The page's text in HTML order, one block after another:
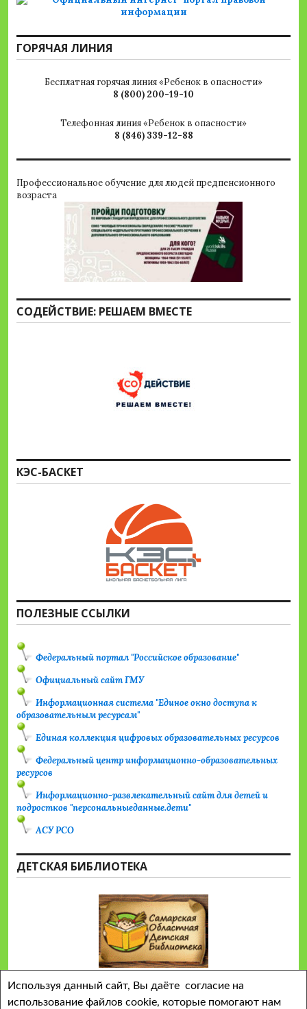
ГОРЯЧАЯ ЛИНИЯ
Бесплатная горячая линия «Ребенок в опасности»
8 (800) 200-19-10
Телефонная линия «Ребенок в опасности»
8 (846) 339-12-88
Профессиональное обучение для людей предпенсионного
возраста
СОДЕЙСТВИЕ: РЕШАЕМ ВМЕСТЕ
КЭС-БАСКЕТ
ПОЛЕЗНЫЕ ССЫЛКИ
Федеральный портал "Российское образование"
Официальный сайт ГМУ
Информационная система "Единое окно доступа к
образовательным ресурсам"
Единая коллекция цифровых образовательных ресурсов
Федеральный центр информационно-образовательных
ресурсов
Информационно-развлекательный сайт для детей и
подростков "персональныеданные.дети"
АСУ РСО
ДЕТСКАЯ БИБЛИОТЕКА
Используя данный сайт, Вы даёте согласие на
использование файлов cookie, которые помогают нам